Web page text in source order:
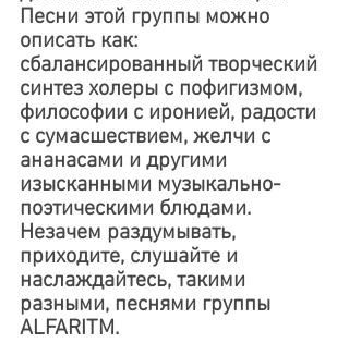
Песни этой группы можно
описать как:
сбалансированный творческий
синтез холеры с пофигизмом,
философии с иронией, радости
с сумасшествием, желчи с
ананасами и другими
изысканными музыкально-
поэтическими блюдами.
Незачем раздумывать,
приходите, слушайте и
наслаждайтесь, такими
разными, песнями группы
ALFARITM.